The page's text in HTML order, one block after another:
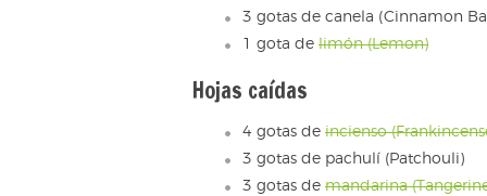
3 gotas de canela (Cinnamon
1 gota de limón (Lemon)
Hojas caídas
4 gotas de incienso
3 gotas de pachulí (Patchouli)
3 gotas de mandarina